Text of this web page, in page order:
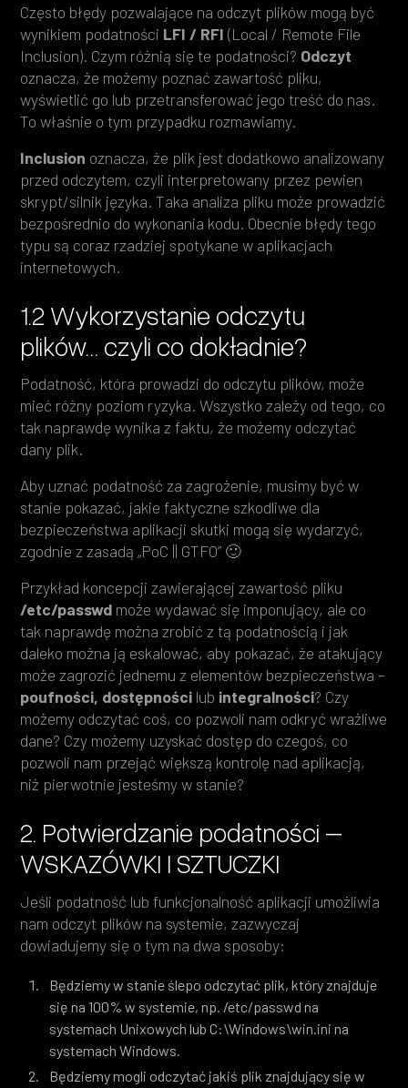
Często błędy pozwalające na odczyt plików mogą być
wynikiem podatności LFI / RFI (Local / Remote File
Inclusion). Czym różnią się te podatności? Odczyt
oznacza, że możemy poznać zawartość pliku,
wyświetlić go lub przetransferować jego treść do nas.
To właśnie o tym przypadku rozmawiamy.
Inclusion oznacza, że plik jest dodatkowo analizowany
przed odczytem, czyli interpretowany przez pewien
skrypt/silnik języka. Taka analiza pliku może prowadzić
bezpośrednio do wykonania kodu. Obecnie błędy tego
typu są coraz rzadziej spotykane w aplikacjach
internetowych.
1.2 Wykorzystanie odczytu
plików… czyli co dokładnie?
Podatność, która prowadzi do odczytu plików, może
mieć różny poziom ryzyka. Wszystko zależy od tego, co
tak naprawdę wynika z faktu, że możemy odczytać
dany plik.
Aby uznać podatność za zagrożenie, musimy być w
stanie pokazać, jakie faktyczne szkodliwe dla
bezpieczeństwa aplikacji skutki mogą się wydarzyć,
zgodnie z zasadą „PoC || GTFO” 🙂
Przykład koncepcji zawierającej zawartość pliku
/etc/passwd może wydawać się imponujący, ale co
tak naprawdę można zrobić z tą podatnością i jak
daleko można ją eskalować, aby pokazać, że atakujący
może zagrozić jednemu z elementów bezpieczeństwa –
poufności, dostępności lub integralności? Czy
możemy odczytać coś, co pozwoli nam odkryć wrażliwe
dane? Czy możemy uzyskać dostęp do czegoś, co
pozwoli nam przejąć większą kontrolę nad aplikacją,
niż pierwotnie jesteśmy w stanie?
2. Potwierdzanie podatności –
WSKAZÓWKI I SZTUCZKI
Jeśli podatność lub funkcjonalność aplikacji umożliwia
nam odczyt plików na systemie, zazwyczaj
dowiadujemy się o tym na dwa sposoby:
Będziemy w stanie ślepo odczytać plik, który znajduje
się na 100% w systemie, np. /etc/passwd na
systemach Unixowych lub C:\Windows\win.ini na
systemach Windows.
Będziemy mogli odczytać jakiś plik znajdujący się w